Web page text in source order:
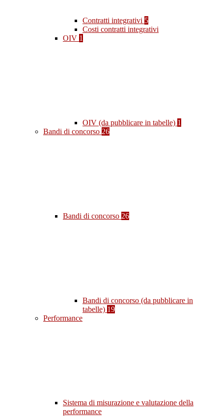
Contratti integrativi 5
Costi contratti integrativi
OIV 1
OIV (da pubblicare in tabelle) 1
Bandi di concorso 26
Bandi di concorso 26
Bandi di concorso (da pubblicare in
tabelle) 19
Performance
Sistema di misurazione e valutazione della
performance